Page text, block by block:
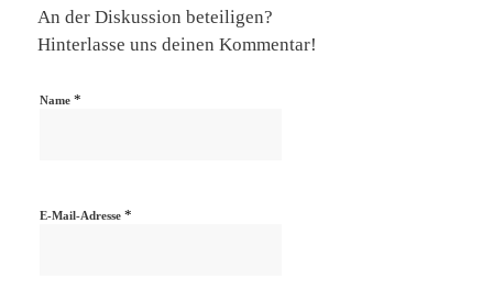
An der Diskussion beteiligen?
Hinterlasse uns deinen Kommentar!
Name *
E-Mail-Adresse *